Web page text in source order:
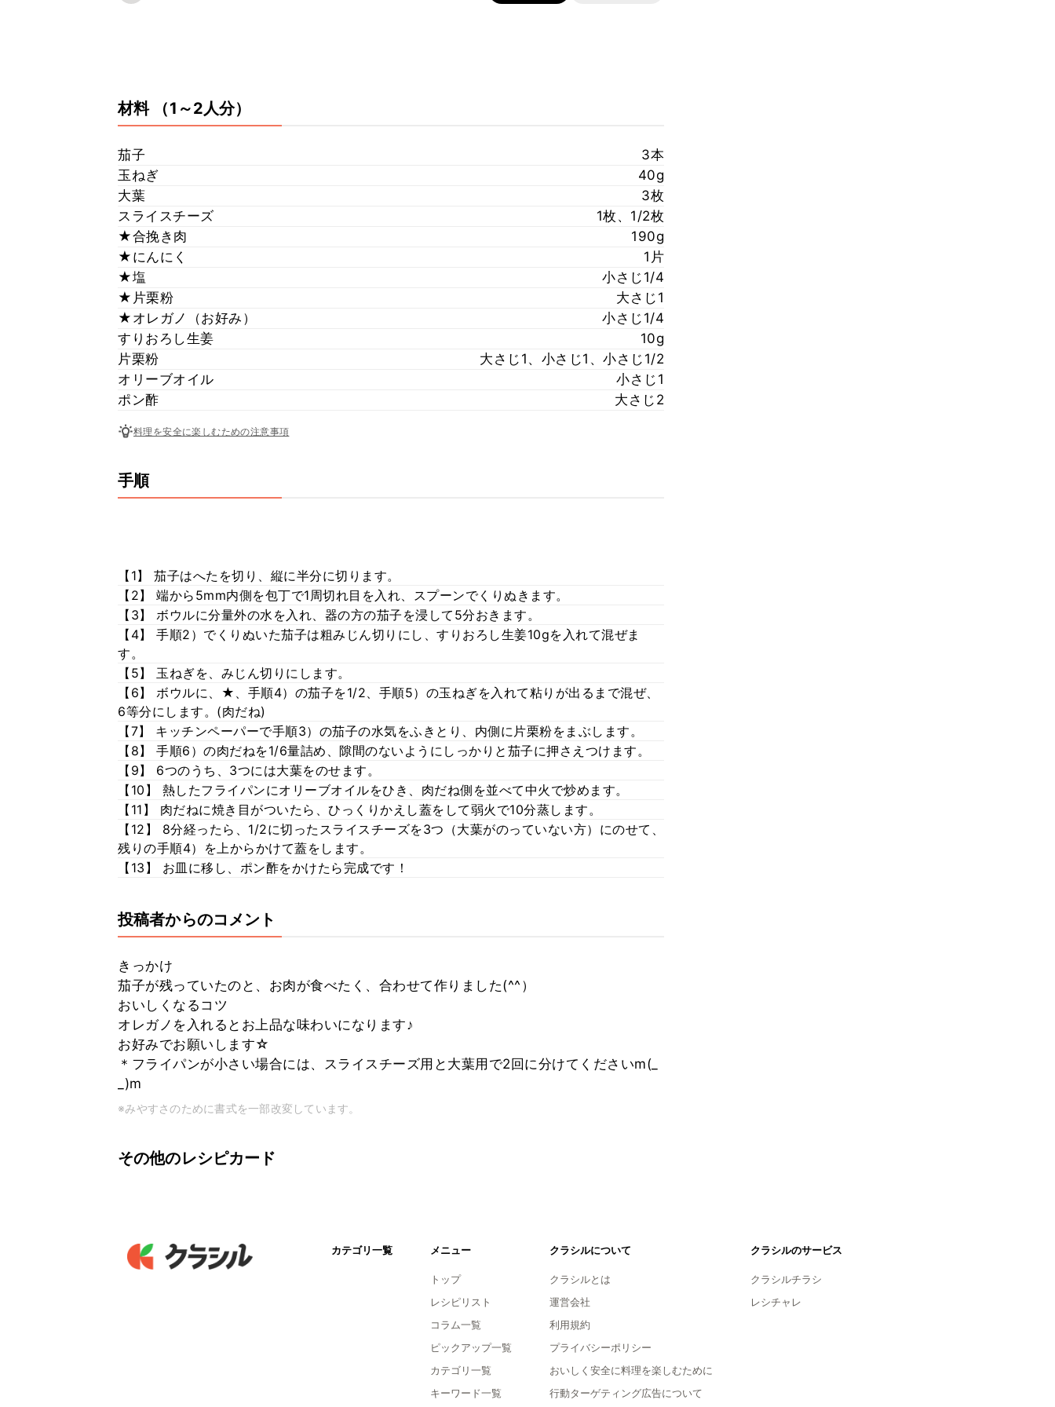
材料 （1～2人分）
茄子
3本
玉ねぎ
40g
大葉
3枚
スライスチーズ
1枚、1/2枚
★合挽き肉
190g
★にんにく
1片
★塩
小さじ1/4
★片栗粉
大さじ1
★オレガノ（お好み）
小さじ1/4
すりおろし生姜
10g
片栗粉
大さじ1、小さじ1、小さじ1/2
オリーブオイル
小さじ1
ポン酢
大さじ2
料理を安全に楽しむための注意事項
手順
【1】 茄子はへたを切り、縦に半分に切ります。
【2】 端から5mm内側を包丁で1周切れ目を入れ、スプーンでくりぬきます。
【3】 ボウルに分量外の水を入れ、器の方の茄子を浸して5分おきます。
【4】 手順2）でくりぬいた茄子は粗みじん切りにし、すりおろし生姜10gを入れて混ぜま
す。
【5】 玉ねぎを、みじん切りにします。
【6】 ボウルに、★、手順4）の茄子を1/2、手順5）の玉ねぎを入れて粘りが出るまで混ぜ、
6等分にします。(肉だね)
【7】 キッチンペーパーで手順3）の茄子の水気をふきとり、内側に片栗粉をまぶします。
【8】 手順6）の肉だねを1/6量詰め、隙間のないようにしっかりと茄子に押さえつけます。
【9】 6つのうち、3つには大葉をのせます。
【10】 熱したフライパンにオリーブオイルをひき、肉だね側を並べて中火で炒めます。
【11】 肉だねに焼き目がついたら、ひっくりかえし蓋をして弱火で10分蒸します。
【12】 8分経ったら、1/2に切ったスライスチーズを3つ（大葉がのっていない方）にのせて、
残りの手順4）を上からかけて蓋をします。
【13】 お皿に移し、ポン酢をかけたら完成です！
投稿者からのコメント
きっかけ
茄子が残っていたのと、お肉が食べたく、合わせて作りました(^^）
おいしくなるコツ
オレガノを入れるとお上品な味わいになります♪
お好みでお願いします☆
＊フライパンが小さい場合には、スライスチーズ用と大葉用で2回に分けてくださいm(_
_)m
※みやすさのために書式を一部改変しています。
その他のレシピカード
カテゴリ一覧 メニュー
トップ
レシピリスト
コラム一覧
ピックアップ一覧
カテゴリ一覧
キーワード一覧
クラシルについて
クラシルとは
運営会社
利用規約
プライバシーポリシー
おいしく安全に料理を楽しむために
行動ターゲティング広告について
クラシルのサービス
クラシルチラシ
レシチャレ